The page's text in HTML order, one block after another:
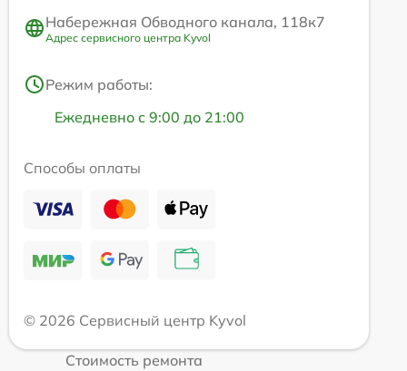
Набережная Обводного канала, 118к7
Адрес сервисного центра Kyvol
Режим работы:
Ежедневно с 9:00 до 21:00
Способы оплаты
© 2026 Сервисный центр Kyvol
Стоимость ремонта